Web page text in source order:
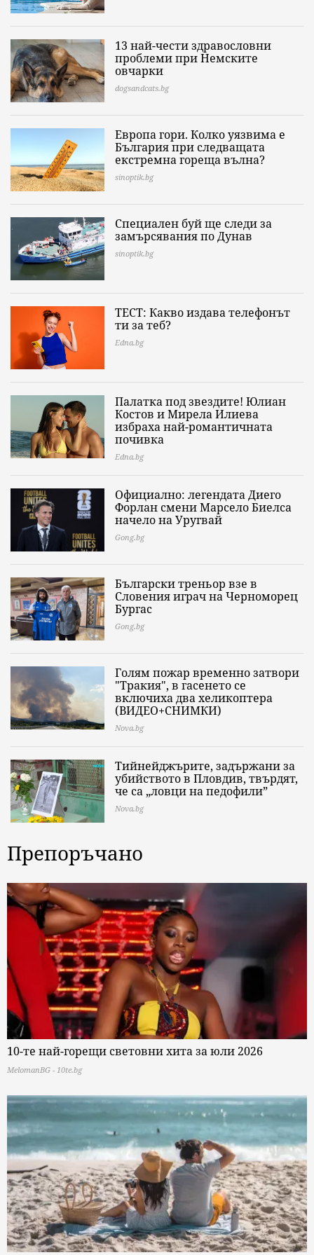
13 най-чести здравословни
проблеми при Немските
овчарки
dogsandcats.bg
Европа гори. Колко уязвима е
България при следващата
екстремна гореща вълна?
sinoptik.bg
Специален буй ще следи за
замърсявания по Дунав
sinoptik.bg
ТЕСТ: Какво издава телефонът
ти за теб?
Edna.bg
Палатка под звездите! Юлиан
Костов и Мирела Илиева
избраха най-романтичната
почивка
Edna.bg
Официално: легендата Диего
Форлан смени Марсело Биелса
начело на Уругвай
Gong.bg
Български треньор взе в
Словения играч на Черноморец
Бургас
Gong.bg
Голям пожар временно затвори
"Тракия", в гасенето се
включиха два хеликоптера
(ВИДЕО+СНИМКИ)
Nova.bg
Тийнейджърите, задържани за
убийството в Пловдив, твърдят,
че са „ловци на педофили”
Nova.bg
Препоръчано
10-те най-горещи световни хита за юли 2026
MelomanBG - 10te.bg